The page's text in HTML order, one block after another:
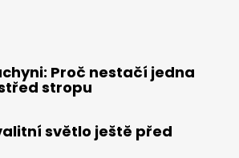
Proč nestačí jedna
stropu
světlo ještě před